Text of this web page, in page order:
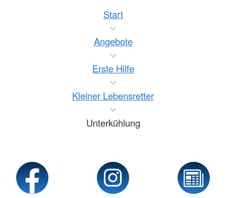
Start
Angebote
Erste Hilfe
Kleiner Lebensretter
Unterkühlung